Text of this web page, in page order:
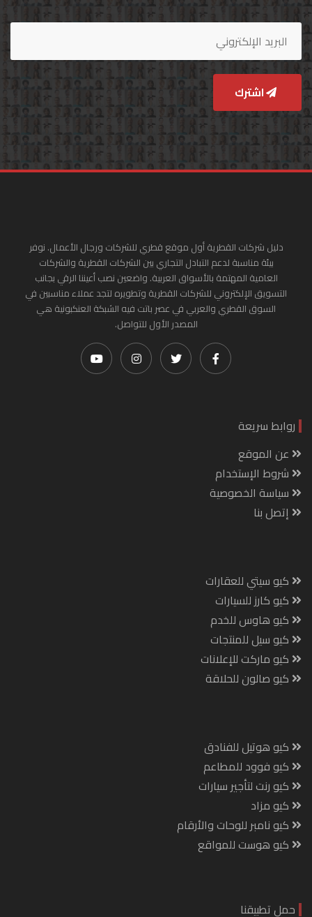
اشترك
دليل شركات القطرية أول موقع قطري للشركات ورجال الأعمال. نوفر
بيئة مناسبة لدعم التبادل التجاري بين الشركات القطرية والشركات
العامية المهتمة بالأسواق العربية. واضعين نصب أعيننا الرقي بجانب
التسويق الإلكتروني للشركات القطرية وتطويره لتجد عملاء مناسبين في
السوق القطري والعربي في عصر باتت فيه الشبكة العنكبونية هي
المصدر الأول للتواصل.
روابط سريعة
عن الموقع
شروط الإستخدام
سياسة الخصوصية
إتصل بنا
كيو سيتي للعقارات
كيو كارز للسيارات
كيو هاوس للخدم
كيو سيل للمنتجات
كيو ماركت للإعلانات
كيو صالون للحلاقة
كيو هوتيل للفنادق
كيو فوود للمطاعم
كيو رنت لتأجير سيارات
كيو مزاد
كيو نامبر للوحات والأرقام
كيو هوست للمواقع
حمل تطبيقنا